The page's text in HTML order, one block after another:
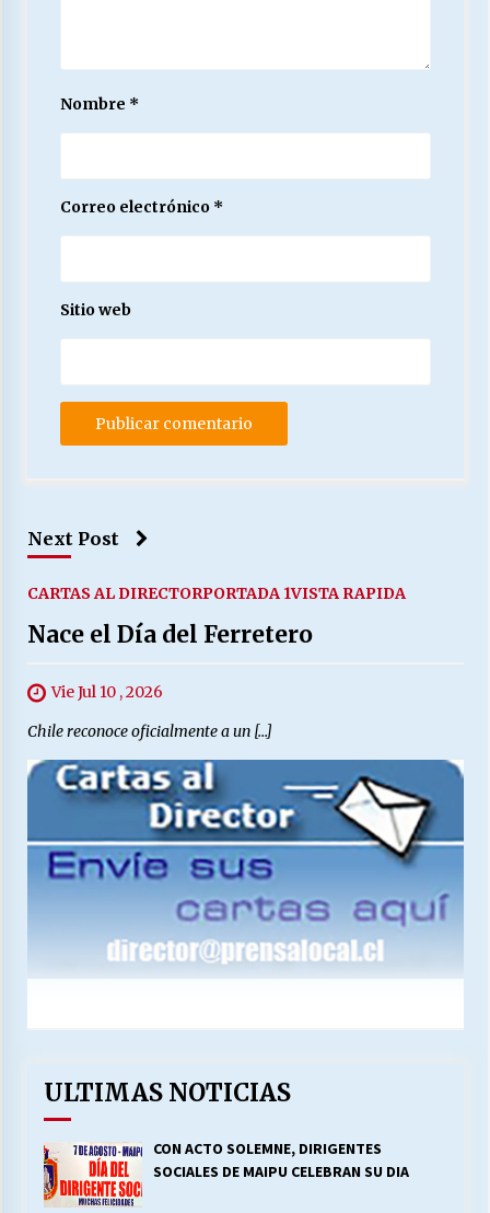
Nombre *
Correo electrónico *
Sitio web
Next Post
CARTAS AL DIRECTORPORTADA 1VISTA RAPIDA
Nace el Día del Ferretero
Vie Jul 10 , 2026
Chile reconoce oficialmente a un […]
ULTIMAS NOTICIAS
CON ACTO SOLEMNE, DIRIGENTES
SOCIALES DE MAIPU CELEBRAN SU DIA